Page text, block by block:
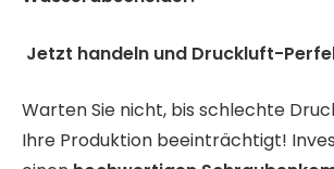
Jetzt handeln und Druckluft-
Warten Sie nicht, bis schlechte
Ihre Produktion beeinträchtigt!